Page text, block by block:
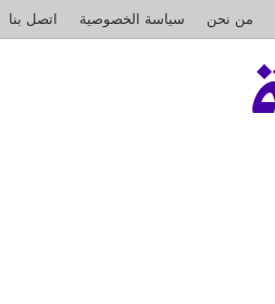
من نحن سياسة الخصوصية اتصل بنا